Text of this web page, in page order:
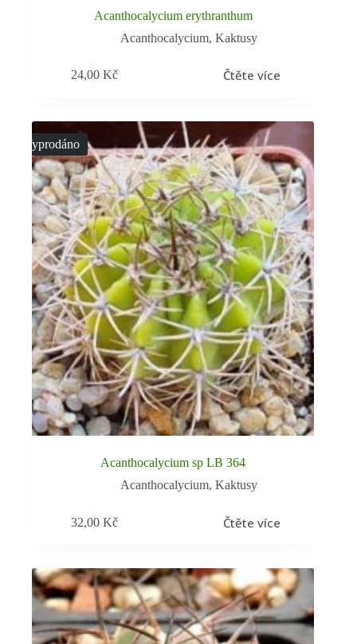
Acanthocalycium erythranthum
Acanthocalycium,Kaktusy
24,00Kč Čtěte více
Vyprodáno
Acanthocalycium sp LB 364
Acanthocalycium,Kaktusy
32,00Kč Čtěte více